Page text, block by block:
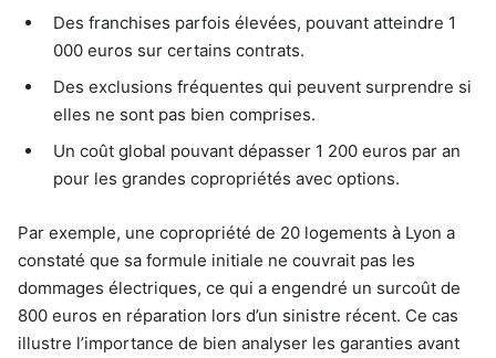
Des franchises parfois élevées, pouvant atteindre 1
000 euros sur certains contrats.
Des exclusions fréquentes qui peuvent surprendre si
elles ne sont pas bien comprises.
Un coût global pouvant dépasser 1 200 euros par an
pour les grandes copropriétés avec options.
Par exemple, une copropriété de 20 logements à Lyon a
constaté que sa formule initiale ne couvrait pas les
dommages électriques, ce qui a engendré un surcoût de
800 euros en réparation lors d’un sinistre récent. Ce cas
illustre l’importance de bien analyser les garanties avant